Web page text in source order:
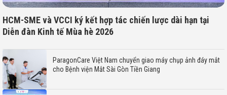
HCM-SME và VCCI ký kết hợp tác chiến lược dài hạn tại
Diễn đàn Kinh tế Mùa hè 2026
ParagonCare Việt Nam chuyển giao máy chụp ảnh đáy mắt
cho Bệnh viện Mắt Sài Gòn Tiền Giang